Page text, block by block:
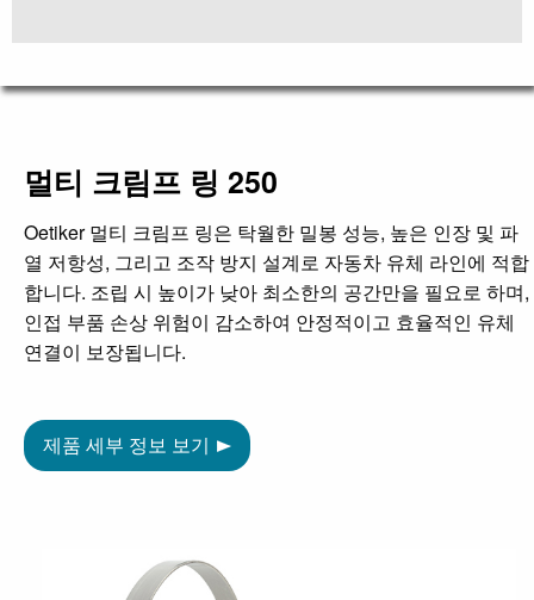
멀티 크림프 링 250
Oetiker 멀티 크림프 링은 탁월한 밀봉 성능, 높은 인장 및 파
열 저항성, 그리고 조작 방지 설계로 자동차 유체 라인에 적합
합니다. 조립 시 높이가 낮아 최소한의 공간만을 필요로 하며,
인접 부품 손상 위험이 감소하여 안정적이고 효율적인 유체
연결이 보장됩니다.
제품 세부 정보 보기